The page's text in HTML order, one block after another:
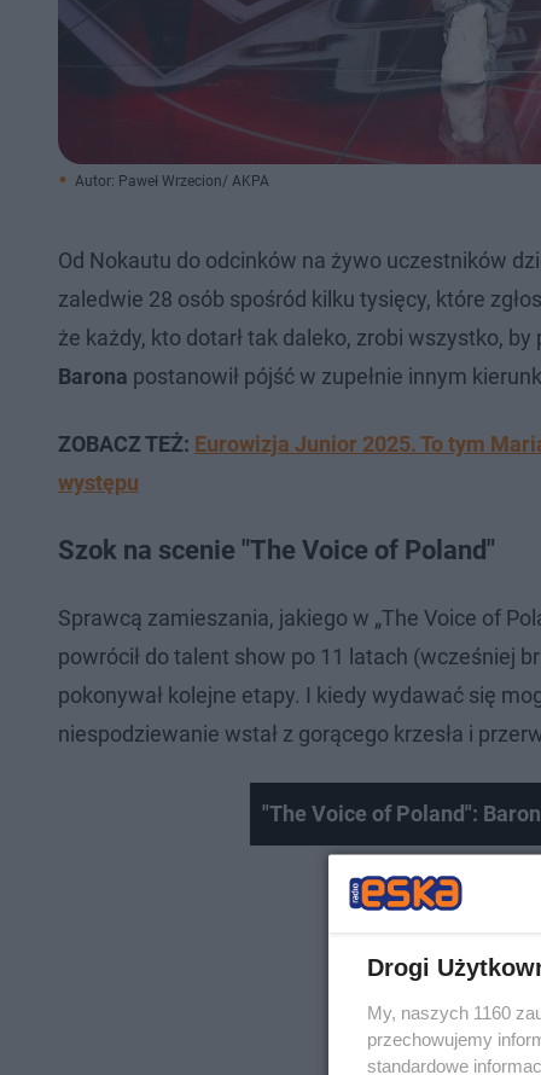
Autor: Paweł Wrzecion/ AKPA
Od Nokautu do odcinków na żywo uczestników
zaledwie 28 osób spośród kilku tysięcy, które
że każdy, kto dotarł tak daleko, zrobi wszystko,
Barona postanowił pójść w zupełnie innym
ZOBACZ TEŻ: Eurowizja Junior 2025. To tym
występu
Szok na scenie "The Voice of Poland"
Sprawcą zamieszania, jakiego w „The Voice of
powrócił do talent show po 11 latach (wcześniej
pokonywał kolejne etapy. I kiedy wydawać się
niespodziewanie wstał z gorącego krzesła i
"The Voice of Poland":
Drogi
My, naszych 1160
przechowujemy
standardowe